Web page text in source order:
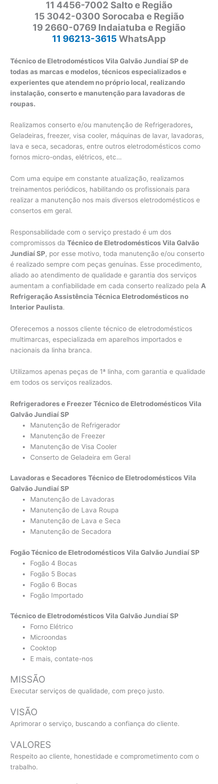
11 4456-7002 Salto e Região
15 3042-0300 Sorocaba e Região
19 2660-0769 Indaiatuba e Região
11 96213-3615 WhatsApp
Técnico de Eletrodomésticos Vila Galvão Jundiaí SP de
todas as marcas e modelos, técnicos especializados e
experientes que atendem no próprio local, realizando
instalação, conserto e manutenção para lavadoras de
roupas.
Realizamos conserto e/ou manutenção de Refrigeradores,
Geladeiras, freezer, visa cooler, máquinas de lavar, lavadoras,
lava e seca, secadoras, entre outros eletrodomésticos como
fornos micro-ondas, elétricos, etc…
Com uma equipe em constante atualização, realizamos
treinamentos periódicos, habilitando os profissionais para
realizar a manutenção nos mais diversos eletrodomésticos e
consertos em geral.
Responsabilidade com o serviço prestado é um dos
compromissos daTécnico de Eletrodomésticos Vila Galvão
Jundiaí SP, por esse motivo, toda manutenção e/ou conserto
é realizado sempre com peças genuínas. Esse procedimento,
aliado ao atendimento de qualidade e garantia dos serviços
aumentam a confiabilidade em cada conserto realizado pela A
Refrigeração Assistência Técnica Eletrodomésticos no
Interior Paulista.
Oferecemos a nossos cliente técnico de eletrodomésticos
multimarcas, especializada em aparelhos importados e
nacionais da linha branca.
Utilizamos apenas peças de 1ª linha, com garantia e qualidade
em todos os serviços realizados.
Refrigeradores e Freezer Técnico de Eletrodomésticos Vila
Galvão Jundiaí SP
Manutenção de Refrigerador
Manutenção de Freezer
Manutenção de Visa Cooler
Conserto de Geladeira em Geral
Lavadoras e Secadores Técnico de Eletrodomésticos Vila
Galvão Jundiaí SP
Manutenção de Lavadoras
Manutenção de Lava Roupa
Manutenção de Lava e Seca
Manutenção de Secadora
Fogão Técnico de Eletrodomésticos Vila Galvão Jundiaí SP
Fogão 4 Bocas
Fogão 5 Bocas
Fogão 6 Bocas
Fogão Importado
Técnico de Eletrodomésticos Vila Galvão Jundiaí SP
Forno Elétrico
Microondas
Cooktop
E mais, contate-nos
MISSÃO
Executar serviços de qualidade, com preço justo.
VISÃO
Aprimorar o serviço, buscando a confiança do cliente.
VALORES
Respeito ao cliente, honestidade e comprometimento com o
trabalho.